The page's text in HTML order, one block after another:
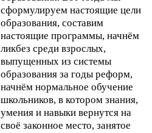
сформулируем настоящие цели
образования, составим
настоящие программы, начнём
ликбез среди взрослых,
выпущенных из системы
образования за годы реформ,
начнём нормальное обучение
школьников, в котором знания,
умения и навыки вернутся на
своё законное место, занятое